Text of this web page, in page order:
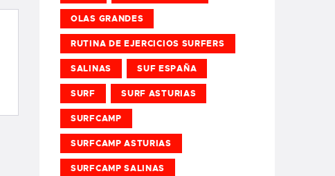
OLAS GRANDES
RUTINA DE EJERCICIOS SURFERS
SALINAS SUF ESPAÑA
SURF SURF ASTURIAS
SURFCAMP
SURFCAMP ASTURIAS
SURFCAMP SALINAS